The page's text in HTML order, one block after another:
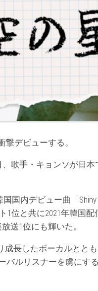
デビューする。
歌手・キョンソが日本
国内デビュー曲「
1位と共に2021年韓国配
送1位にも輝いた。
長したボーカルとと
バルリスナーを虜にす